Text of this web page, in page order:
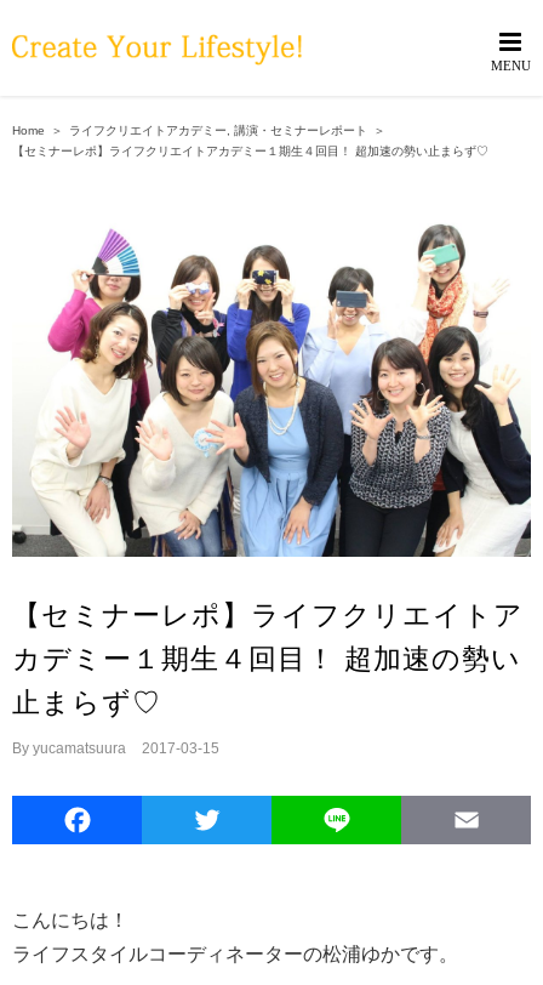
to
Home ＞ ライフクリエイトアカデミー 講演・セミナーレポート
＞
【セミナーレポ】ライフクリエイトアカデミー１期生４回目！ 超加速の勢い止まらず♡
【セミナーレポ】ライフクリエイトア
カデミー１期生４回目！ 超加速の勢い
止まらず♡
By yucamatsuura 2017-03-15
Facebook Twitter
こんにちは！
ライフスタイルコーディネーターの松浦ゆかです。